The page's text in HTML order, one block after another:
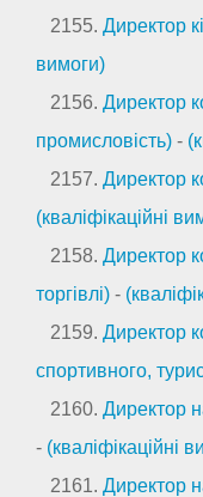
2155. Директор
вимоги)
2156. Директор
промисловість) -
2157. Директор
(кваліфікаційні
2158. Директор
торгівлі) -
2159. Директор
спортивного,
2160. Директор
- (кваліфікаційні
2161. Директор